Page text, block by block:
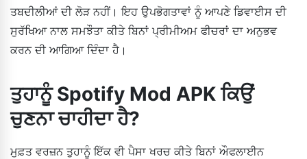
ਤਬਦੀਲੀਆਂ ਦੀ ਲੋੜ ਨਹੀਂ। ਇਹ ਉਪਭੋਗਤਾਵਾਂ ਨੂੰ ਆਪਣੇ ਡਿਵਾਈਸ ਦੀ
ਸੁਰੱਖਿਆ ਨਾਲ ਸਮਝੌਤਾ ਕੀਤੇ ਬਿਨਾਂ ਪ੍ਰੀਮੀਅਮ ਫੀਚਰਾਂ ਦਾ ਅਨੁਭਵ
ਕਰਨ ਦੀ ਆਗਿਆ ਦਿੰਦਾ ਹੈ।
ਤੁਹਾਨੂੰ Spotify Mod APK ਕਿਉਂ
ਚੁਣਨਾ ਚਾਹੀਦਾ ਹੈ?
ਮੁਫ਼ਤ ਵਰਜ਼ਨ ਤੁਹਾਨੂੰ ਇੱਕ ਵੀ ਪੈਸਾ ਖਰਚ ਕੀਤੇ ਬਿਨਾਂ ਔਫਲਾਈਨ